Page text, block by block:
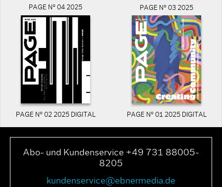
PAGE N° 04 2025 PAGE N° 03 2025
PAGE N° 02 2025 DIGITAL PAGE N° 01 2025 DIGITAL
Abo- und Kundenservice +49 731 88005-
8205
kundenservice@ebnermedia.de